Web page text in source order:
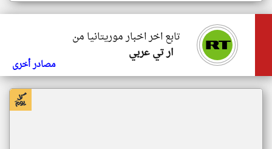
تابع اخر اخبار موريتانيا من
ار تي عربي
مصادر أخرى